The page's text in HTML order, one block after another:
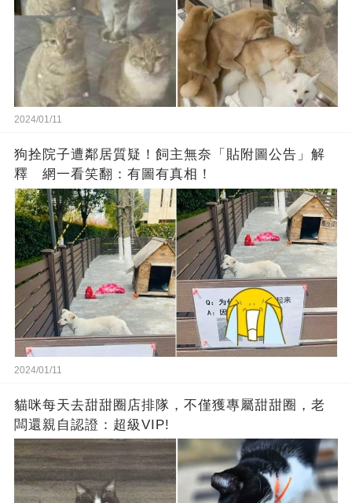
2024/01/11
狗拴院子遭鄰居質疑！飼主無奈「貼附圖公告」解
釋 網一看笑翻：有圖有真相！
2024/01/11
貓咪每天去甜甜圈店排隊，不僅獲專屬甜甜圈，老
闆還親自認證：超級VIP!